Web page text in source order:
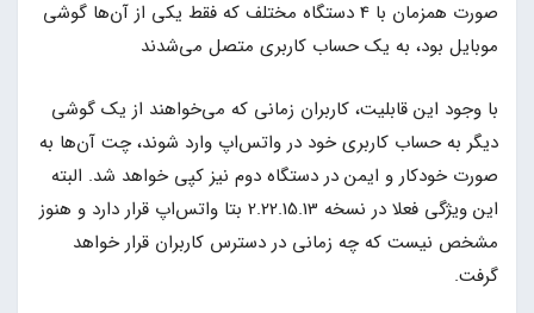
صورت همزمان با 4 دستگاه مختلف که فقط یکی از آن‌ها گوشی
موبایل بود، به یک حساب کاربری متصل می‌شدند
با وجود این قابلیت، کاربران زمانی که می‌خواهند از یک گوشی
دیگر به حساب کاربری خود در واتس‌اپ وارد شوند، چت‌ آن‌ها به
صورت خودکار و ایمن در دستگاه دوم نیز کپی خواهد شد. البته
این ویژگی فعلا در نسخه 2.22.15.13 بتا واتس‌اپ قرار دارد و هنوز
مشخص نیست که چه زمانی در دسترس کاربران قرار خواهد
گرفت.